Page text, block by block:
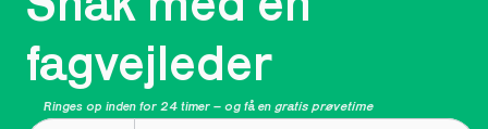
fagvejleder
Ringes op inden for 24 timer – og få en gratis prøvetime